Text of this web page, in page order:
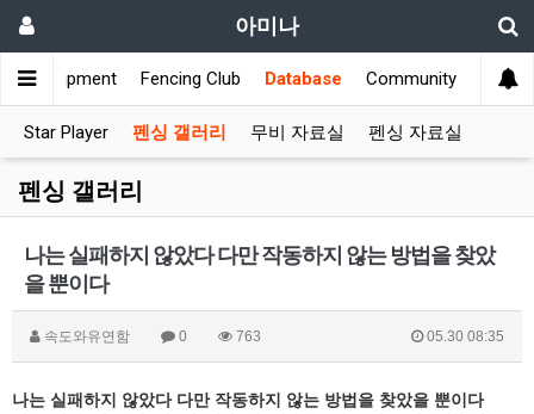
아미나
Equipment Fencing Club Database Community
Star Player 펜싱 갤러리 무비 자료실 펜싱 자료실
펜싱 갤러리
나는 실패하지 않았다 다만 작동하지 않는 방법을 찾았
을 뿐이다
속도와유연함 0 763 05.30 08:35
나는 실패하지 않았다 다만 작동하지 않는 방법을 찾았을 뿐이다